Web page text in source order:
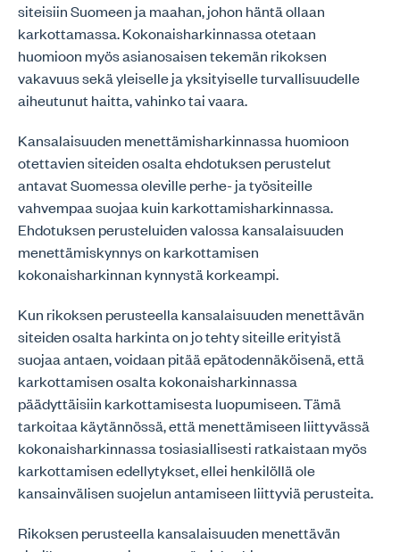
siteisiin Suomeen ja maahan, johon häntä ollaan
karkottamassa. Kokonaisharkinnassa otetaan
huomioon myös asianosaisen tekemän rikoksen
vakavuus sekä yleiselle ja yksityiselle turvallisuudelle
aiheutunut haitta, vahinko tai vaara.
Kansalaisuuden menettämisharkinnassa huomioon
otettavien siteiden osalta ehdotuksen perustelut
antavat Suomessa oleville perhe- ja työsiteille
vahvempaa suojaa kuin karkottamisharkinnassa.
Ehdotuksen perusteluiden valossa kansalaisuuden
menettämiskynnys on karkottamisen
kokonaisharkinnan kynnystä korkeampi.
Kun rikoksen perusteella kansalaisuuden menettävän
siteiden osalta harkinta on jo tehty siteille erityistä
suojaa antaen, voidaan pitää epätodennäköisenä, että
karkottamisen osalta kokonaisharkinnassa
päädyttäisiin karkottamisesta luopumiseen. Tämä
tarkoitaa käytännössä, että menettämiseen liittyvässä
kokonaisharkinnassa tosiasiallisesti ratkaistaan myös
karkottamisen edellytykset, ellei henkilöllä ole
kansainvälisen suojelun antamiseen liittyviä perusteita.
Rikoksen perusteella kansalaisuuden menettävän